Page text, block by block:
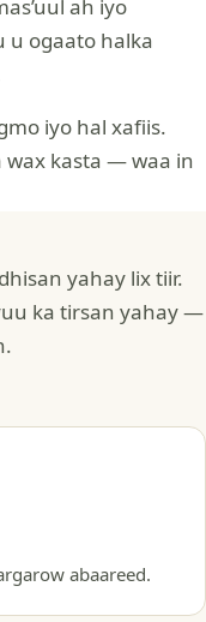
ah iyo
ogaato halka
iyo hal xafiis.
wax kasta — waa in
yahay lix tiir.
ka tirsan yahay —
abaareed.